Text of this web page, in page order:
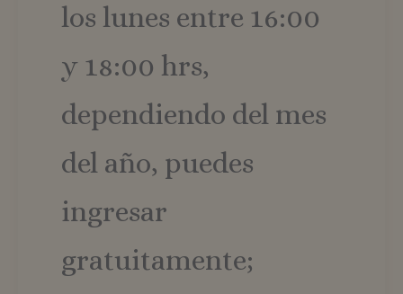
los lunes entre 16:00
y 18:00 hrs,
dependiendo del mes
del año, puedes
ingresar
gratuitamente;